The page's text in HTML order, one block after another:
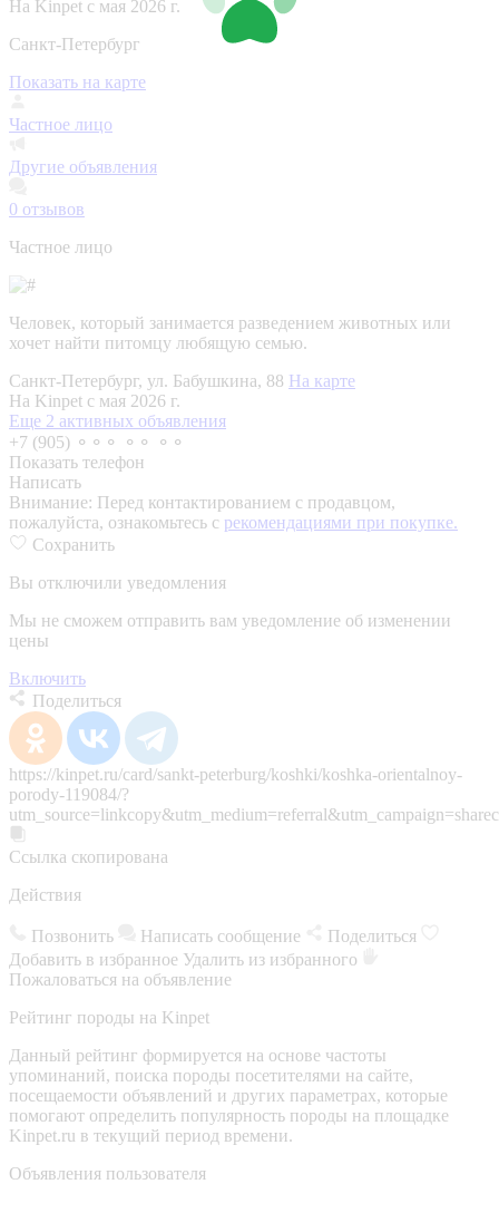
На Kinpet c мая 2026 г.
Санкт-Петербург
Показать на карте
Частное лицо
Другие объявления
0 отзывов
Частное лицо
Человек, который занимается разведением животных или
хочет найти питомцу любящую семью.
Санкт-Петербург, ул. Бабушкина, 88 На карте
На Kinpet c мая 2026 г.
Еще 2 активных объявления
+7 (905) ⚬⚬⚬ ⚬⚬ ⚬⚬
Показать телефон
Написать
Внимание: Перед контактированием с продавцом,
пожалуйста, ознакомьтесь с рекомендациями при покупке.
Сохранить
Вы отключили уведомления
Мы не сможем отправить вам уведомление об изменении
цены
Включить
Поделиться
https://kinpet.ru/card/sankt-peterburg/koshki/koshka-orientalnoy-
porody-119084/?
Ссылка скопирована
Действия
Позвонить Написать сообщение
Поделиться
Добавить в избранное Удалить из избранного
Пожаловаться на объявление
Рейтинг породы на Kinpet
Данный рейтинг формируется на основе частоты
упоминаний, поиска породы посетителями на сайте,
посещаемости объявлений и других параметрах, которые
помогают определить популярность породы на площадке
Kinpet.ru в текущий период времени.
Объявления пользователя